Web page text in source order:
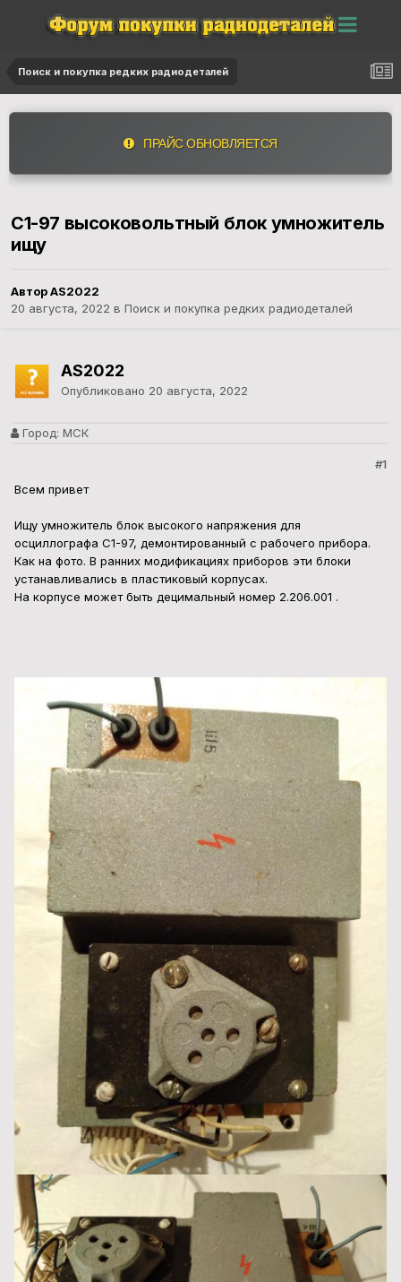
Поиск и покупка редких радиодеталей
ПРАЙС ОБНОВЛЯЕТСЯ
С1-97 высоковольтный блок умножитель
ищу
Автор AS2022
20 августа, 2022 в Поиск и покупка редких радиодеталей
AS2022
Опубликовано 20 августа, 2022
Город: МСК
#1
Всем привет
Ищу умножитель блок высокого напряжения для
осциллографа С1-97, демонтированный с рабочего прибора.
Как на фото. В ранних модификациях приборов эти блоки
устанавливались в пластиковый корпусах.
На корпусе может быть децимальный номер 2.206.001 .